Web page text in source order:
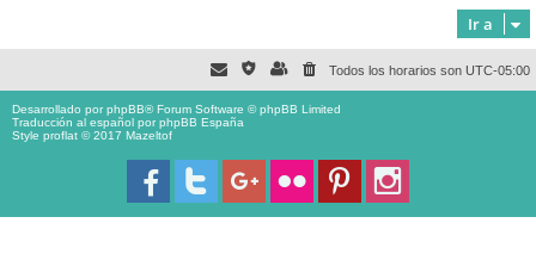
Ir a
Todos los horarios son UTC-05:00
Desarrollado porphpBB® Forum Software © phpBB Limited
Traducción al español porphpBB España
Style proflat © 2017 Mazeltof